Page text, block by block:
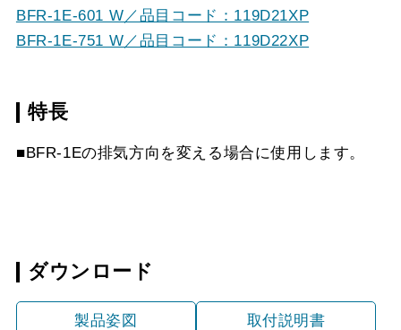
BFR-1E-601 W／品目コード：119D21XP
BFR-1E-751 W／品目コード：119D22XP
特長
■BFR-1Eの排気方向を変える場合に使用します。
ダウンロード
製品姿図 取付説明書